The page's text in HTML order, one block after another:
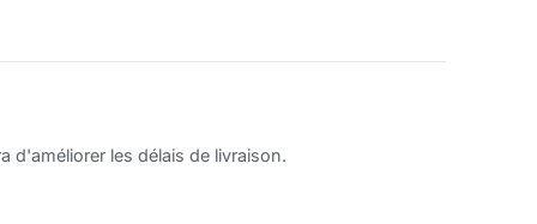
d'améliorer les délais de livraison.